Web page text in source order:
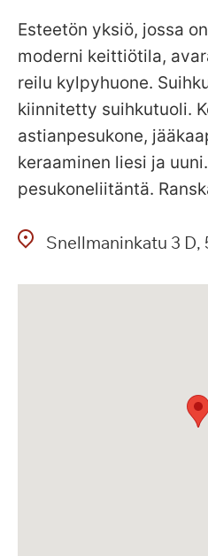
Esteetön yksiö, jossa
moderni keittiötila,
reilu kylpyhuone.
kiinnitetty suihkutuoli.
astianpesukone,
keraaminen liesi ja
pesukoneliitäntä.
Snellmaninkatu 3 D